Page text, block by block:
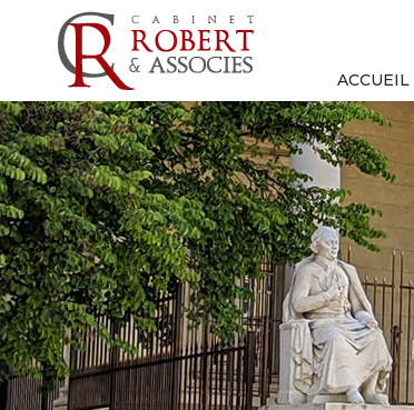
ACCUEIL